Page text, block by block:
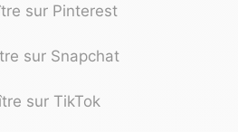
sur Pinterest
sur Snapchat
sur TikTok